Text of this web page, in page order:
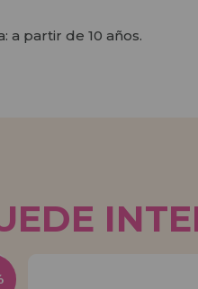
a partir de 10 años.